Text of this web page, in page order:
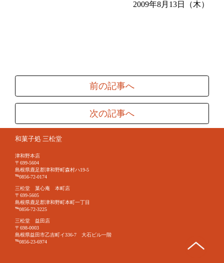
2009年8月13日（木）
前の記事へ
次の記事へ
和菓子処 三松堂
津和野本店
〒699-5604
島根県鹿足郡津和野町森村ハ19-5
℡0856-72-0174
三松堂 菓心庵 本町店
〒699-5605
島根県鹿足郡津和野町本町一丁目
℡0856-72-3225
三松堂 益田店
〒698-0003
島根県益田市乙吉町イ336-7 大石ビル一階
℡0856-23-6974